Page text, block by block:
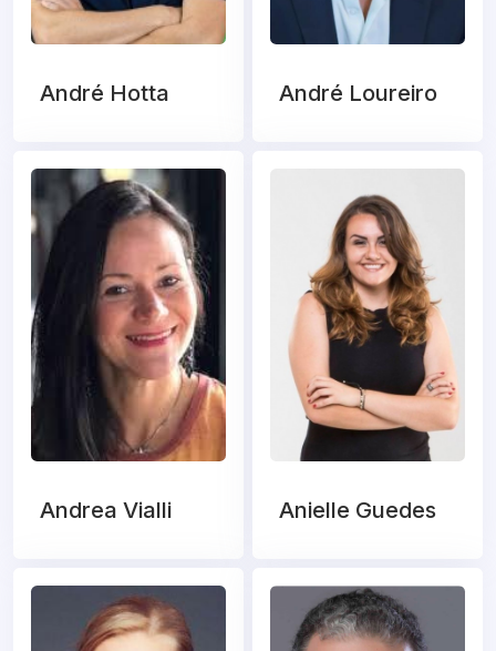
André Hotta André Loureiro
Andrea Vialli Anielle Guedes